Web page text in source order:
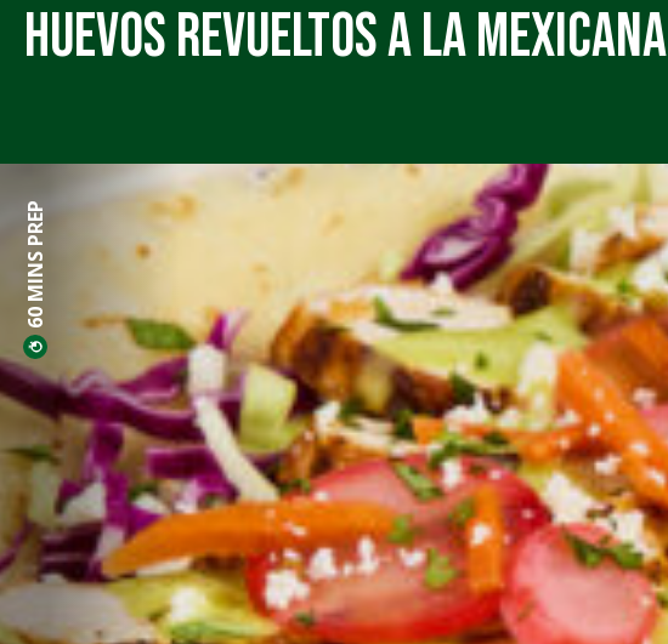
Huevos Revueltos a la Mexicana
60 MINS PREP